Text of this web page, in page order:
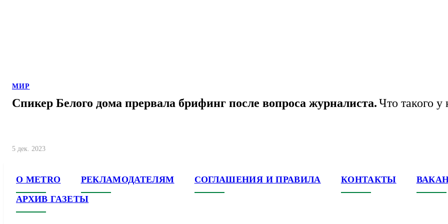
МИР
Спикер Белого дома прервала брифинг после вопроса журналиста.Что такого у
5 дек. 2023
О METRO РЕКЛАМОДАТЕЛЯМ СОГЛАШЕНИЯ И ПРАВИЛА КОНТАКТЫ
АРХИВ ГАЗЕТЫ